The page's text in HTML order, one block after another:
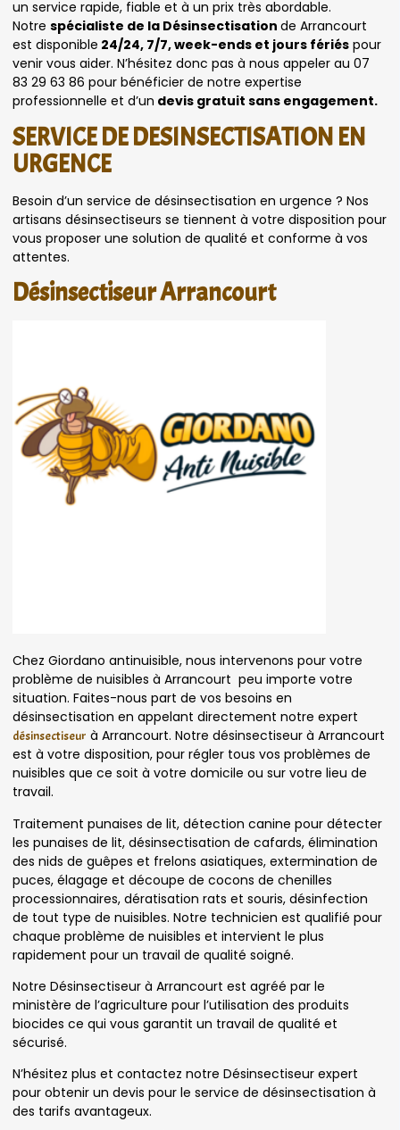
un service rapide, fiable et à un prix très abordable.
Notre spécialiste de la Désinsectisation de Arrancourt
est disponible 24/24, 7/7, week-ends et jours fériés pour
venir vous aider. N’hésitez donc pas à nous appeler au 07
83 29 63 86 pour bénéficier de notre expertise
professionnelle et d’un devis gratuit sans engagement.
SERVICE DE DESINSECTISATION EN
URGENCE
Besoin d’un service de désinsectisation en urgence ? Nos
artisans désinsectiseurs se tiennent à votre disposition pour
vous proposer une solution de qualité et conforme à vos
attentes.
Désinsectiseur Arrancourt
Chez Giordano antinuisible, nous intervenons pour votre
problème de nuisibles à Arrancourt peu importe votre
situation. Faites-nous part de vos besoins en
désinsectisation en appelant directement notre expert
désinsectiseur à Arrancourt. Notre désinsectiseur à Arrancourt
est à votre disposition, pour régler tous vos problèmes de
nuisibles que ce soit à votre domicile ou sur votre lieu de
travail.
Traitement punaises de lit, détection canine pour détecter
les punaises de lit, désinsectisation de cafards, élimination
des nids de guêpes et frelons asiatiques, extermination de
puces, élagage et découpe de cocons de chenilles
processionnaires, dératisation rats et souris, désinfection
de tout type de nuisibles. Notre technicien est qualifié pour
chaque problème de nuisibles et intervient le plus
rapidement pour un travail de qualité soigné.
Notre Désinsectiseur à Arrancourt est agréé par le
ministère de l’agriculture pour l’utilisation des produits
biocides ce qui vous garantit un travail de qualité et
sécurisé.
N’hésitez plus et contactez notre Désinsectiseur expert
pour obtenir un devis pour le service de désinsectisation à
des tarifs avantageux.